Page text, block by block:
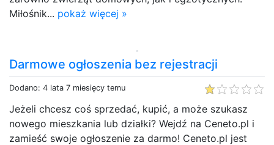
Miłośnik... pokaż więcej »
Darmowe ogłoszenia bez rejestracji
Dodano: 4 lata 7 miesięcy temu
Jeżeli chcesz coś sprzedać, kupić, a może szukasz
nowego mieszkania lub działki? Wejdź na Ceneto.pl i
zamieść swoje ogłoszenie za darmo! Ceneto.pl jest